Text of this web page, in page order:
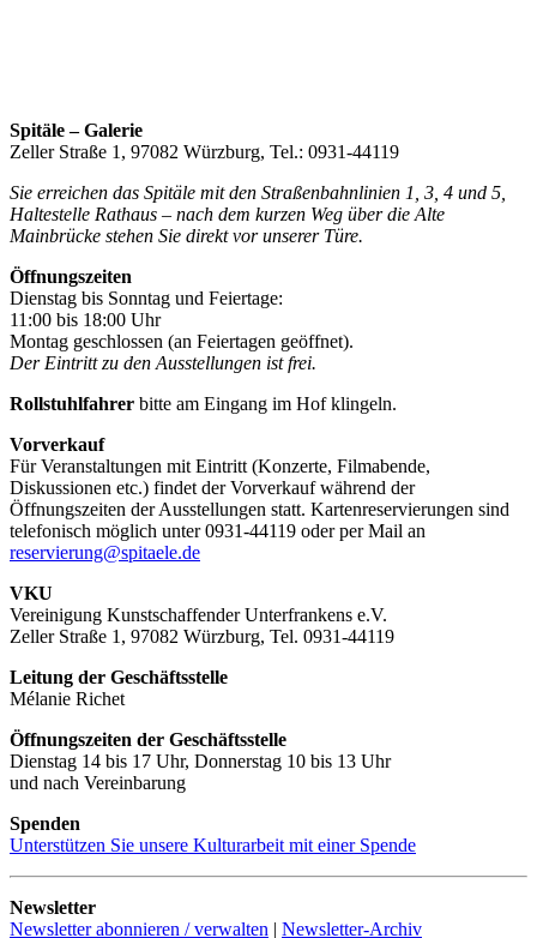
Spitäle – Galerie
Zeller Straße 1, 97082 Würzburg, Tel.: 0931-44119
Sie erreichen das Spitäle mit den Straßenbahnlinien 1, 3, 4 und 5,
Haltestelle Rathaus – nach dem kurzen Weg über die Alte
Mainbrücke stehen Sie direkt vor unserer Türe.
Öffnungszeiten
Dienstag bis Sonntag und Feiertage:
11:00 bis 18:00 Uhr
Montag geschlossen (an Feiertagen geöffnet).
Der Eintritt zu den Ausstellungen ist frei.
Rollstuhlfahrer bitte am Eingang im Hof klingeln.
Vorverkauf
Für Veranstaltungen mit Eintritt (Konzerte, Filmabende,
Diskussionen etc.) findet der Vorverkauf während der
Öffnungszeiten der Ausstellungen statt. Kartenreservierungen sind
telefonisch möglich unter 0931-44119 oder per Mail an
reservierung@spitaele.de
VKU
Vereinigung Kunstschaffender Unterfrankens e.V.
Zeller Straße 1, 97082 Würzburg, Tel. 0931-44119
Leitung der Geschäftsstelle
Mélanie Richet
Öffnungszeiten der Geschäftsstelle
Dienstag 14 bis 17 Uhr, Donnerstag 10 bis 13 Uhr
und nach Vereinbarung
Spenden
Unterstützen Sie unsere Kulturarbeit mit einer Spende
Newsletter
Newsletter abonnieren / verwalten | Newsletter-Archiv